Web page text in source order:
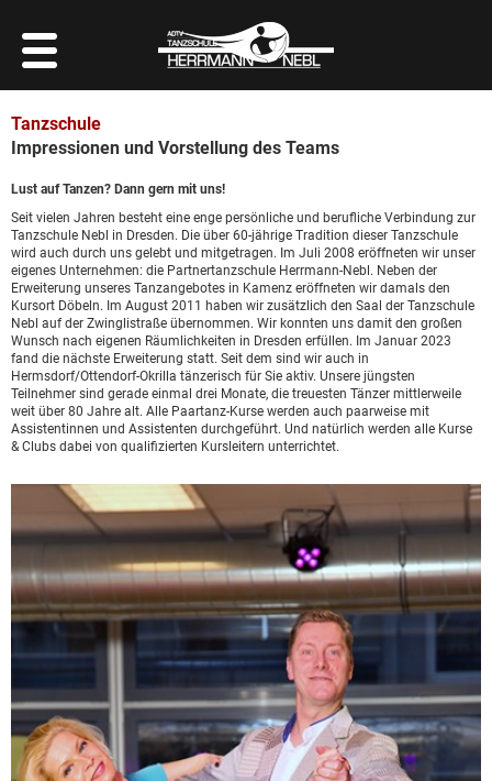
Tanzschule
Impressionen und Vorstellung des Teams
Lust auf Tanzen? Dann gern mit uns!
Seit vielen Jahren besteht eine enge persönliche und berufliche Verbindung zur
Tanzschule Nebl in Dresden. Die über 60-jährige Tradition dieser Tanzschule
wird auch durch uns gelebt und mitgetragen. Im Juli 2008 eröffneten wir unser
eigenes Unternehmen: die Partnertanzschule Herrmann-Nebl. Neben der
Erweiterung unseres Tanzangebotes in Kamenz eröffneten wir damals den
Kursort Döbeln. Im August 2011 haben wir zusätzlich den Saal der Tanzschule
Nebl auf der Zwinglistraße übernommen. Wir konnten uns damit den großen
Wunsch nach eigenen Räumlichkeiten in Dresden erfüllen. Im Januar 2023
fand die nächste Erweiterung statt. Seit dem sind wir auch in
Hermsdorf/Ottendorf-Okrilla tänzerisch für Sie aktiv. Unsere jüngsten
Teilnehmer sind gerade einmal drei Monate, die treuesten Tänzer mittlerweile
weit über 80 Jahre alt. Alle Paartanz-Kurse werden auch paarweise mit
Assistentinnen und Assistenten durchgeführt. Und natürlich werden alle Kurse
& Clubs dabei von qualifizierten Kursleitern unterrichtet.